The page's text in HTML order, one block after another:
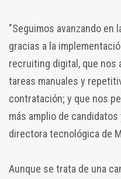
"Seguimos avanzando en
gracias a la
recruiting digital, que nos
tareas manuales y
contratación; y que nos
más amplio de
directora tecnológica de
Aunque se trata de una